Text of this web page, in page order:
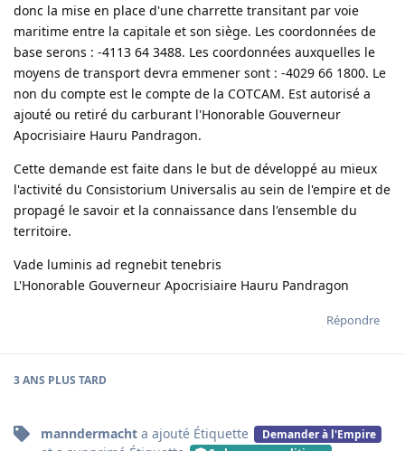
donc la mise en place d'une charrette transitant par voie
maritime entre la capitale et son siège. Les coordonnées de
base serons : -4113 64 3488. Les coordonnées auxquelles le
moyens de transport devra emmener sont : -4029 66 1800. Le
non du compte est le compte de la COTCAM. Est autorisé a
ajouté ou retiré du carburant l'Honorable Gouverneur
Apocrisiaire Hauru Pandragon.
Cette demande est faite dans le but de développé au mieux
l'activité du Consistorium Universalis au sein de l'empire et de
propagé le savoir et la connaissance dans l'ensemble du
territoire.
Vade luminis ad regnebit tenebris
L'Honorable Gouverneur Apocrisiaire Hauru Pandragon
Répondre
3 ANS PLUS TARD
manndermacht a ajouté Étiquette Demander à l'Empire